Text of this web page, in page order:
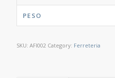
PESO
SKU: AFI002 Category: Ferreteria